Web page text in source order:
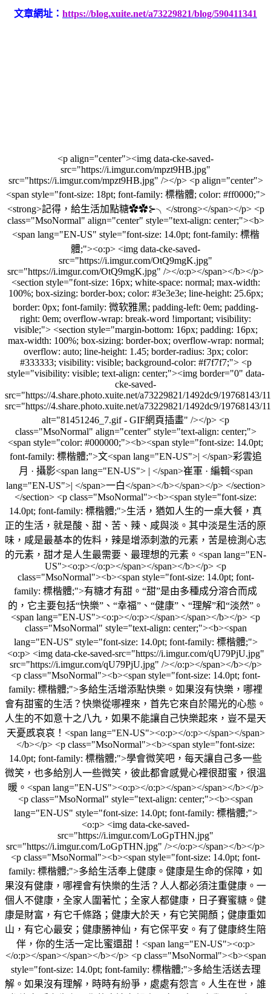
文章網址： https://blog.xuite.net/a73229821/blog/590411341
<p align="center"><img data-cke-saved-
src="https://i.imgur.com/mpzt9HB.jpg"
src="https://i.imgur.com/mpzt9HB.jpg" /></p> <p align="center">
<span style="font-size: 18pt; font-family: 標楷體; color: #ff0000;">
<strong>記得，給生活加點糖✿✿⊱╮</strong></span></p> <p
class="MsoNormal" align="center" style="text-align: center;"><b>
<span lang="EN-US" style="font-size: 14.0pt; font-family: 標楷
體;"><o:p> <img data-cke-saved-
src="https://i.imgur.com/OtQ9mgK.jpg"
src="https://i.imgur.com/OtQ9mgK.jpg" /></o:p></span></b></p>
<section style="font-size: 16px; white-space: normal; max-width:
100%; box-sizing: border-box; color: #3e3e3e; line-height: 25.6px;
border: 0px; font-family: 微软雅黑; padding-left: 0em; padding-
right: 0em; overflow-wrap: break-word !important; visibility:
visible;"> <section style="margin-bottom: 16px; padding: 16px;
max-width: 100%; box-sizing: border-box; overflow-wrap: normal;
overflow: auto; line-height: 1.45; border-radius: 3px; color:
#333333; visibility: visible; background-color: #f7f7f7;"> <p
style="visibility: visible; text-align: center;"><img border="0" data-
cke-saved-
src="https://4.share.photo.xuite.net/a73229821/1492dc9/19768143/
src="https://4.share.photo.xuite.net/a73229821/1492dc9/19768143/
alt="81451246_7.gif - GIF網頁插畫" /></p> <p
class="MsoNormal" align="center" style="text-align: center;">
<span style="color: #000000;"><b><span style="font-size: 14.0pt;
font-family: 標楷體;">文<span lang="EN-US">| </span>彩雲追
月 · 攝影<span lang="EN-US"> | </span>崔軍 · 編輯<span
lang="EN-US">| </span>一白</span></b></span></p> </section>
</section> <p class="MsoNormal"><b><span style="font-size:
14.0pt; font-family: 標楷體;">生活，猶如人生的一桌大餐，真
正的生活，就是酸、甜、苦、辣、咸與淡。其中淡是生活的原
味，咸是最基本的佐料，辣是增添刺激的元素，苦是檢測心志
的元素，甜才是人生最需要、最理想的元素。<span lang="EN-
US"><o:p></o:p></span></span></b></p> <p
class="MsoNormal"><b><span style="font-size: 14.0pt; font-
family: 標楷體;">有糖才有甜。“甜”是由多種成分溶合而成
的，它主要包括“快樂”、“幸福”、“健康”、“理解”和“淡然”。
<span lang="EN-US"><o:p></o:p></span></span></b></p> <p
class="MsoNormal" style="text-align: center;"><b><span
lang="EN-US" style="font-size: 14.0pt; font-family: 標楷體;">
<o:p> <img data-cke-saved-src="https://i.imgur.com/qU79PjU.jpg"
src="https://i.imgur.com/qU79PjU.jpg" /></o:p></span></b></p>
<p class="MsoNormal"><b><span style="font-size: 14.0pt; font-
family: 標楷體;">多給生活增添點快樂。如果沒有快樂，哪裡
會有甜蜜的生活？快樂從哪裡來，首先它來自於陽光的心態。
人生的不如意十之八九，如果不能讓自己快樂起來，豈不是天
天憂慼哀哀！<span lang="EN-US"><o:p></o:p></span></span>
</b></p> <p class="MsoNormal"><b><span style="font-size:
14.0pt; font-family: 標楷體;">學會微笑吧，每天讓自己多一些
微笑，也多給別人一些微笑，彼此都會感覺心裡很甜蜜，很溫
暖。<span lang="EN-US"><o:p></o:p></span></span></b></p>
<p class="MsoNormal" style="text-align: center;"><b><span
lang="EN-US" style="font-size: 14.0pt; font-family: 標楷體;">
<o:p> <img data-cke-saved-
src="https://i.imgur.com/LoGpTHN.jpg"
src="https://i.imgur.com/LoGpTHN.jpg" /></o:p></span></b></p>
<p class="MsoNormal"><b><span style="font-size: 14.0pt; font-
family: 標楷體;">多給生活奉上健康。健康是生命的保障，如
果沒有健康，哪裡會有快樂的生活？人人都必須注重健康。一
個人不健康，全家人圍著忙；全家人都健康，日子賽蜜糖。健
康是財富，有它千條路；健康大於天，有它笑開顏；健康重如
山，有它心最安；健康勝神仙，有它保平安。有了健康終生陪
伴，你的生活一定比蜜還甜！<span lang="EN-US"><o:p>
</o:p></span></span></b></p> <p class="MsoNormal"><b><span
style="font-size: 14.0pt; font-family: 標楷體;">多給生活送去理
解。如果沒有理解，時時有紛爭，處處有怨言。人生在世，誰